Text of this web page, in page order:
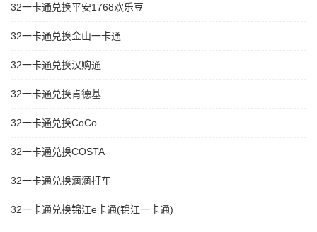
32一卡通兑换平安1768欢乐豆
32一卡通兑换金山一卡通
32一卡通兑换汉购通
32一卡通兑换肯德基
32一卡通兑换CoCo
32一卡通兑换COSTA
32一卡通兑换滴滴打车
32一卡通兑换锦江e卡通(锦江一卡通)